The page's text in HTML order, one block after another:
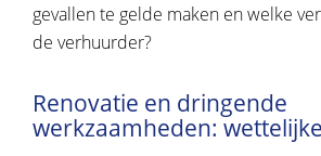
gevallen te gelde maken en welke
de verhuurder?
Renovatie en dringende
werkzaamheden: